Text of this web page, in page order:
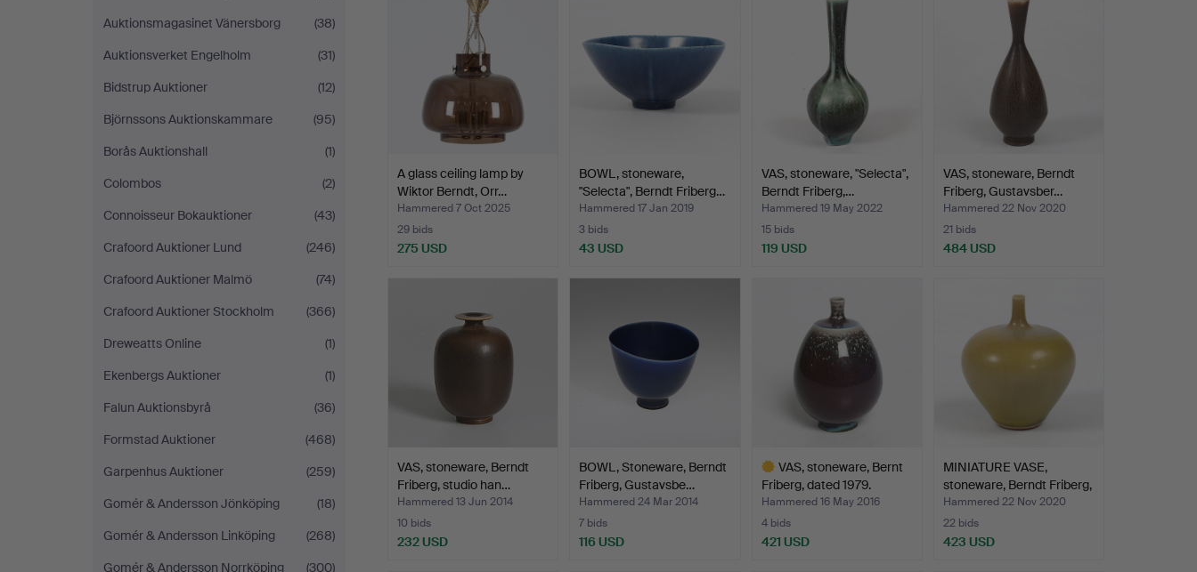
Auktionsmagasinet Vänersborg
(38)
Auktionsverket Engelholm
(31)
Bidstrup Auktioner
(12)
Björnssons Auktionskammare
(95)
Borås Auktionshall
(1)
Colombos
(2)
Connoisseur Bokauktioner
(43)
Crafoord Auktioner Lund
(246)
Crafoord Auktioner Malmö
(74)
Crafoord Auktioner Stockholm
(366)
Dreweatts Online
(1)
Ekenbergs Auktioner
(1)
Falun Auktionsbyrå
(36)
Formstad Auktioner
(468)
Garpenhus Auktioner
(259)
Gomér & Andersson Jönköping
(18)
Gomér & Andersson Linköping
(268)
Gomér & Andersson Norrköping
(300)
A glass ceiling lamp by
Wiktor Berndt, Orr…
Hammered 7 Oct 2025
29 bids
275 USD
BOWL, stoneware,
"Selecta", Berndt Friberg…
Hammered 17 Jan 2019
3 bids
43 USD
VAS, stoneware, "Selecta",
Berndt Friberg,…
Hammered 19 May 2022
15 bids
119 USD
VAS, stoneware, Berndt
Friberg, Gustavsber…
Hammered 22 Nov 2020
21 bids
484 USD
VAS, stoneware, Berndt
Friberg, studio han…
Hammered 13 Jun 2014
10 bids
232 USD
BOWL, Stoneware, Berndt
Friberg, Gustavsbe…
Hammered 24 Mar 2014
7 bids
116 USD
VAS, stoneware, Bernt
Friberg, dated 1979.
Hammered 16 May 2016
4 bids
421 USD
MINIATURE VASE,
stoneware, Berndt Friberg,
…
Hammered 22 Nov 2020
22 bids
423 USD